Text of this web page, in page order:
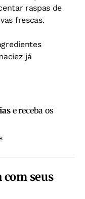
raspas de
frescas.
já
e receba os
seus